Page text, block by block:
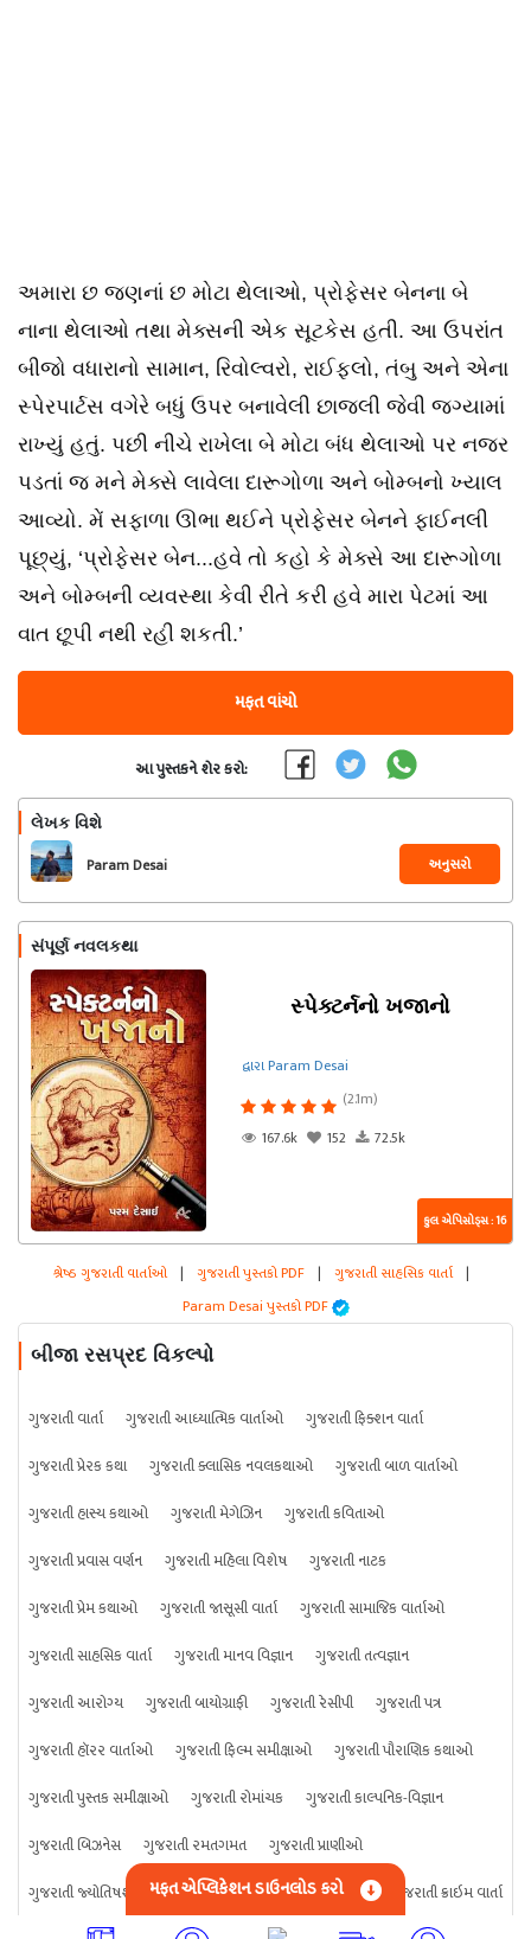
અમારા છ જણનાં છ મોટા થેલાઓ, પ્રોફેસર બેનના બે
નાના થેલાઓ તથા મેક્સની એક સૂટકેસ હતી. આ ઉપરાંત
બીજો વધારાનો સામાન, રિવોલ્વરો, રાઈફલો, તંબુ અને એના
સ્પેરપાર્ટસ વગેરે બધું ઉપર બનાવેલી છાજલી જેવી જગ્યામાં
રાખ્યું હતું. પછી નીચે રાખેલા બે મોટા બંધ થેલાઓ પર નજર
પડતાં જ મને મેક્સે લાવેલા દારૂગોળા અને બોમ્બનો ખ્યાલ
આવ્યો. મેં સફાળા ઊભા થઈને પ્રોફેસર બેનને ફાઈનલી
પૂછ્યું, ‘પ્રોફેસર બેન...હવે તો કહો કે મેક્સે આ દારૂગોળા
અને બોમ્બની વ્યવસ્થા કેવી રીતે કરી હવે મારા પેટમાં આ
વાત છૂપી નથી રહી શકતી.’
મફત વાંચો
આ પુસ્તકને શેર કરો:
લેખક વિશે
Param Desai અનુસરો
સંપૂર્ણ નવલકથા
સ્પેક્ટર્નનો ખજાનો
દ્વારા Param Desai
(2.1m)
167.6k
152 72.5k
કુલ એપિસોડ્સ : 16
શ્રેષ્ઠ ગુજરાતી વાર્તાઓ | ગુજરાતી પુસ્તકો PDF | ગુજરાતી સાહસિક વાર્તા |
Param Desai પુસ્તકો PDF
બીજા રસપ્રદ વિકલ્પો
ગુજરાતી વાર્તા ગુજરાતી આધ્યાત્મિક વાર્તાઓ
ગુજરાતી ફિક્શન વાર્તા
ગુજરાતી પ્રેરક કથા
ગુજરાતી ક્લાસિક નવલકથાઓ
ગુજરાતી બાળ વાર્તાઓ
ગુજરાતી હાસ્ય કથાઓ
ગુજરાતી મેગેઝિન
ગુજરાતી કવિતાઓ
ગુજરાતી પ્રવાસ વર્ણન
ગુજરાતી મહિલા વિશેષ
ગુજરાતી નાટક
ગુજરાતી પ્રેમ કથાઓ
ગુજરાતી જાસૂસી વાર્તા
ગુજરાતી સામાજિક વાર્તાઓ
ગુજરાતી સાહસિક વાર્તા
ગુજરાતી માનવ વિજ્ઞાન
ગુજરાતી તત્વજ્ઞાન
ગુજરાતી આરોગ્ય
ગુજરાતી બાયોગ્રાફી ગુજરાતી રેસીપી
ગુજરાતી પત્ર
ગુજરાતી હૉરર વાર્તાઓ
ગુજરાતી ફિલ્મ સમીક્ષાઓ
ગુજરાતી પૌરાણિક કથાઓ
ગુજરાતી પુસ્તક સમીક્ષાઓ
ગુજરાતી રોમાંચક
ગુજરાતી કાલ્પનિક-વિજ્ઞાન
ગુજરાતી બિઝનેસ
ગુજરાતી રમતગમત
ગુજરાતી પ્રાણીઓ
ગુજરાતી જ્યોતિષશાસ્ત્ર
ગુજરાતી વિજ્ઞાન ગુજરાતી કંઈપણ ગુજરાતી ક્રાઇમ વાર્તા
મફત એપ્લિકેશન ડાઉનલોડ કરો